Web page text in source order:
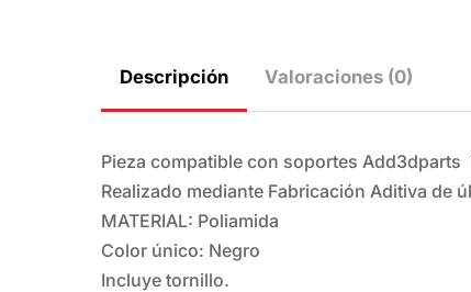
Descripción Valoraciones (0)
Pieza compatible con soportes
Realizado mediante Fabricación Aditiva de
MATERIAL: Poliamida
Color único: Negro
Incluye tornillo.